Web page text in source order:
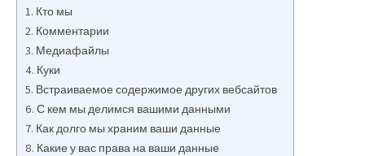
Кто мы
Комментарии
Медиафайлы
Куки
Встраиваемое содержимое других вебсайтов
С кем мы делимся вашими данными
Как долго мы храним ваши данные
Какие у вас права на ваши данные